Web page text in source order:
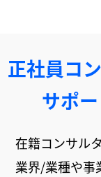
正社員コ
サポ
在籍コンサル
業界/業種や事